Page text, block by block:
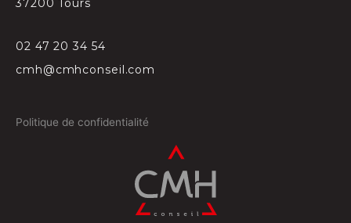
37200 Tours
02 47 20 34 54
cmh@cmhconseil.com
Politique de confidentialité